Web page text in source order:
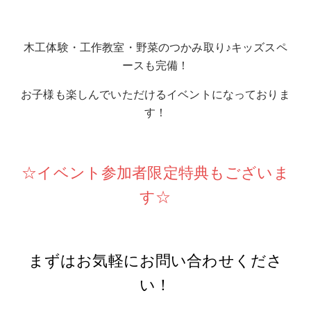
木工体験・工作教室・野菜のつかみ取り♪キッズスペ
ースも完備！
お子様も楽しんでいただけるイベントになっておりま
す！
☆イベント参加者限定特典もございま
す☆
まずはお気軽にお問い合わせくださ
い！